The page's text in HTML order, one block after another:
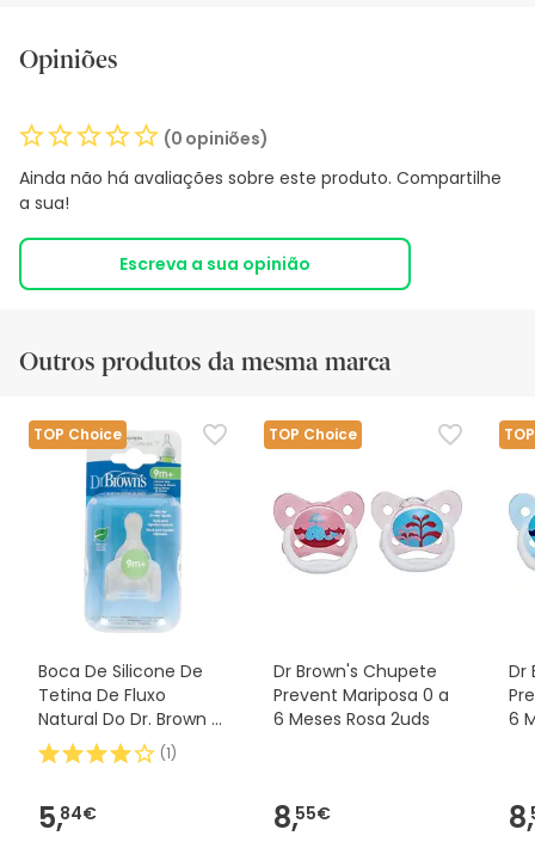
Opiniões
(0 opiniões)
Ainda não há avaliações sobre este produto. Compartilhe
a sua!
Escreva a sua opinião
Outros produtos da mesma marca
TOP Choice
Boca De Silicone De
Tetina De Fluxo
Natural Do Dr. Brown E
Padrão 2uds
(1)
5,84€
TOP Choice
Dr Brown's Chupete
Prevent Mariposa 0 a
6 Meses Rosa 2uds
8,55€
Dr
6
8,